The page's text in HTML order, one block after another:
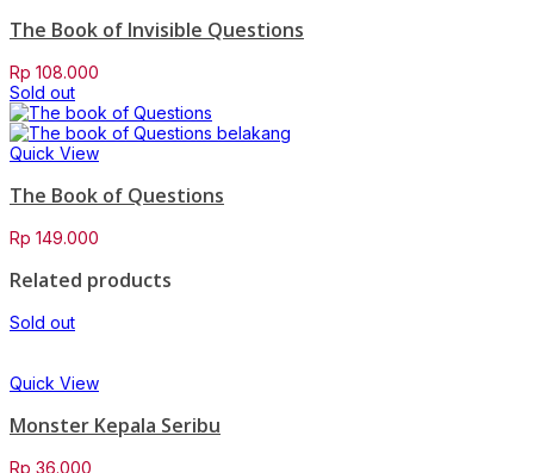
The Book of Invisible Questions
Rp 108.000
Sold out
Quick View
The Book of Questions
Rp 149.000
Related products
Sold out
Quick View
Monster Kepala Seribu
Rp 36.000